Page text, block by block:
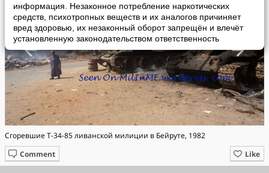
информация. Незаконное потребление наркотических
средств, психотропных веществ и их аналогов причиняет
вред здоровью, их незаконный оборот запрещён и влечёт
установленную законодательством ответственность
Сгоревшие Т-34-85 ливанской милиции в Бейруте, 1982
Like
Comment